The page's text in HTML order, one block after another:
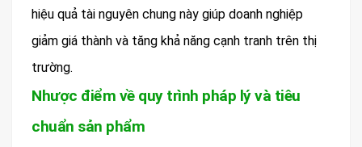
hiệu quả tài nguyên chung này giúp doanh nghiệp
giảm giá thành và tăng khả năng cạnh tranh trên thị
trường.
Nhược điểm về quy trình pháp lý và tiêu
chuẩn sản phẩm